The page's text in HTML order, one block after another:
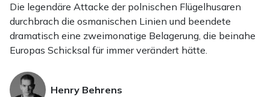
Die legendäre Attacke der polnischen Flügelhusaren
durchbrach die osmanischen Linien und beendete
dramatisch eine zweimonatige Belagerung, die beinahe
Europas Schicksal für immer verändert hätte.
Henry Behrens